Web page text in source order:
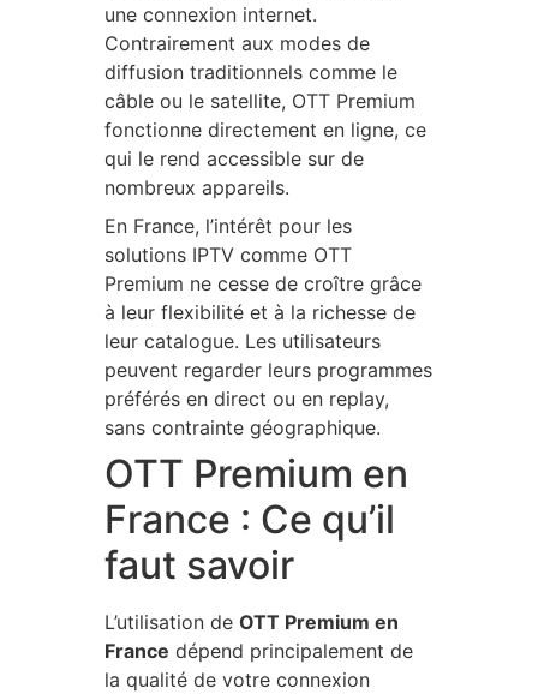
une connexion internet.
Contrairement aux modes de
diffusion traditionnels comme le
câble ou le satellite, OTT Premium
fonctionne directement en ligne, ce
qui le rend accessible sur de
nombreux appareils.
En France, l’intérêt pour les
solutions IPTV comme OTT
Premium ne cesse de croître grâce
à leur flexibilité et à la richesse de
leur catalogue. Les utilisateurs
peuvent regarder leurs programmes
préférés en direct ou en replay,
sans contrainte géographique.
OTT Premium en
France : Ce qu’il
faut savoir
L’utilisation de OTT Premium en
France dépend principalement de
la qualité de votre connexion